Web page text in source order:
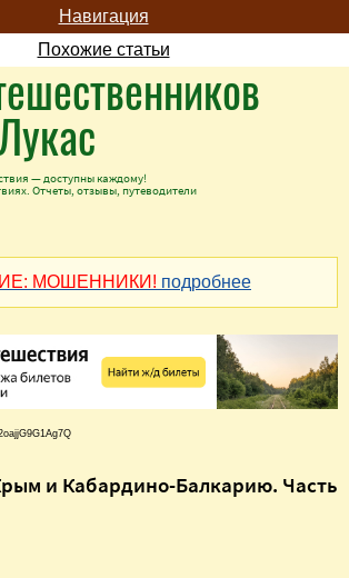
Навигация
Похожие статьи
— доступны каждому!
Отчеты, отзывы, путеводители
МОШЕННИКИ! подробнее
и Кабардино-Балкарию. Часть